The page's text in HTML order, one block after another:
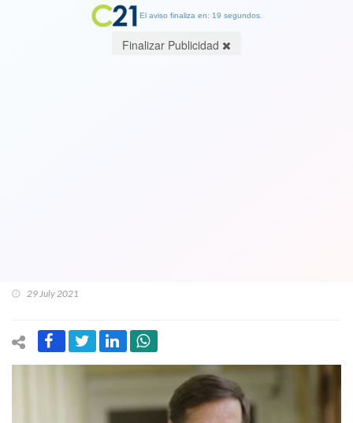
29 July 2021
El aviso finaliza en: 19 segundos.
Finalizar Publicidad